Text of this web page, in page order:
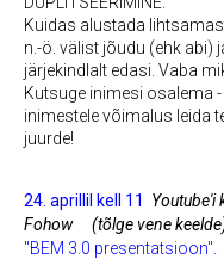
Kuidas alustada
n.-ö. välist jõudu (ehk abi)
järjekindlalt edasi. Vaba
Kutsuge inimesi osalema
inimestele võimalus leida
juurde!
24. aprillil kell 11
Youtube'i
Fohow
(tõlge vene
"BEM 3.0 presentatsioon".